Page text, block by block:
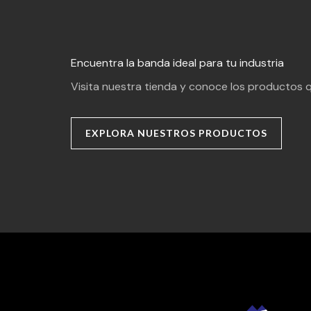
Encuentra la banda ideal para tu industria
Visita nuestra tienda y conoce los productos
EXPLORA NUESTROS PRODUCTOS